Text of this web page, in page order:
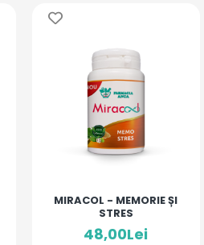
MIRACOL - MEMORIE ȘI
STRES
48,00Lei